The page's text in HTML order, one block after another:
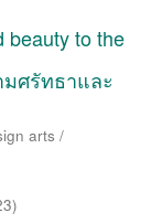
beauty to the
ศรัทธาและ
arts /
)